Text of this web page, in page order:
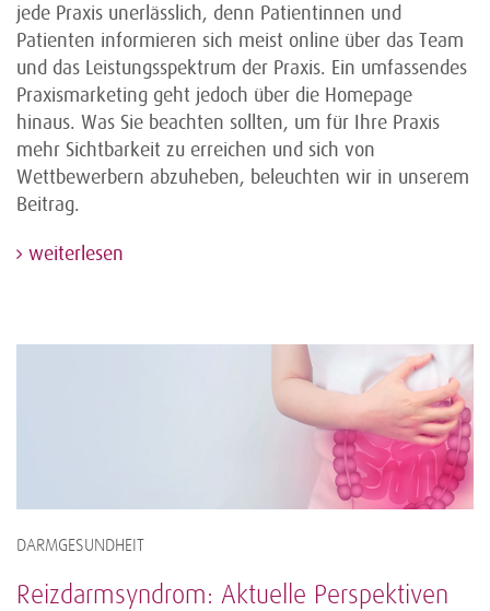
jede Praxis unerlässlich, denn Patientinnen und
Patienten informieren sich meist online über das Team
und das Leistungsspektrum der Praxis. Ein umfassendes
Praxismarketing geht jedoch über die Homepage
hinaus. Was Sie beachten sollten, um für Ihre Praxis
mehr Sichtbarkeit zu erreichen und sich von
Wettbewerbern abzuheben, beleuchten wir in unserem
Beitrag.
weiterlesen
DARMGESUNDHEIT
Reizdarmsyndrom: Aktuelle Perspektiven